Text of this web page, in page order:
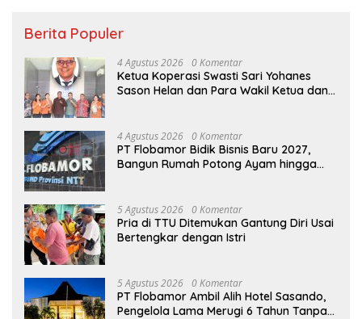
Berita Populer
4 Agustus 2026 0 Komentar
Ketua Koperasi Swasti Sari Yohanes
Sason Helan dan Para Wakil Ketua dan
Menyambut Sukacita
4 Agustus 2026 0 Komentar
PT Flobamor Bidik Bisnis Baru 2027,
Bangun Rumah Potong Ayam hingga
5 Agustus 2026 0 Komentar
Pria di TTU Ditemukan Gantung Diri Usai
Bertengkar dengan Istri
5 Agustus 2026 0 Komentar
PT Flobamor Ambil Alih Hotel Sasando,
Pengelola Lama Merugi 6 Tahun Tanpa